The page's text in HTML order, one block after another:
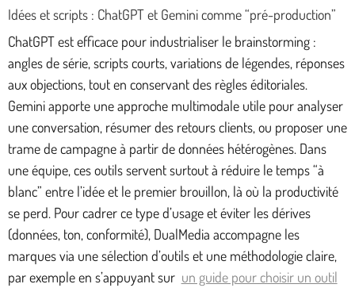
Idées et scripts : ChatGPT et Gemini comme “pré-production”
ChatGPT est efficace pour industrialiser le brainstorming :
angles de série, scripts courts, variations de légendes, réponses
aux objections, tout en conservant des règles éditoriales.
Gemini apporte une approche multimodale utile pour analyser
une conversation, résumer des retours clients, ou proposer une
trame de campagne à partir de données hétérogènes. Dans
une équipe, ces outils servent surtout à réduire le temps “à
blanc” entre l’idée et le premier brouillon, là où la productivité
se perd. Pour cadrer ce type d’usage et éviter les dérives
(données, ton, conformité), DualMedia accompagne les
marques via une sélection d’outils et une méthodologie claire,
par exemple en s’appuyant sur un guide pour choisir un outil